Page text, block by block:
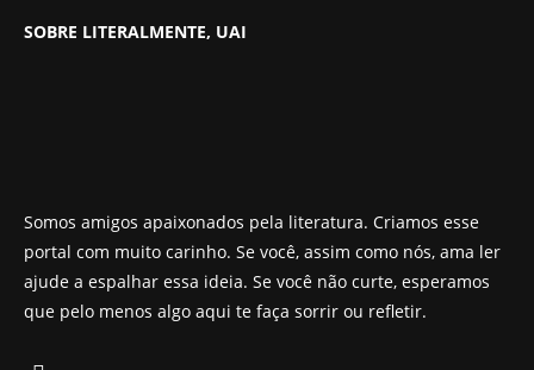
SOBRE LITERALMENTE, UAI
Somos amigos apaixonados pela literatura. Criamos esse
portal com muito carinho. Se você, assim como nós, ama ler
ajude a espalhar essa ideia. Se você não curte, esperamos
que pelo menos algo aqui te faça sorrir ou refletir.